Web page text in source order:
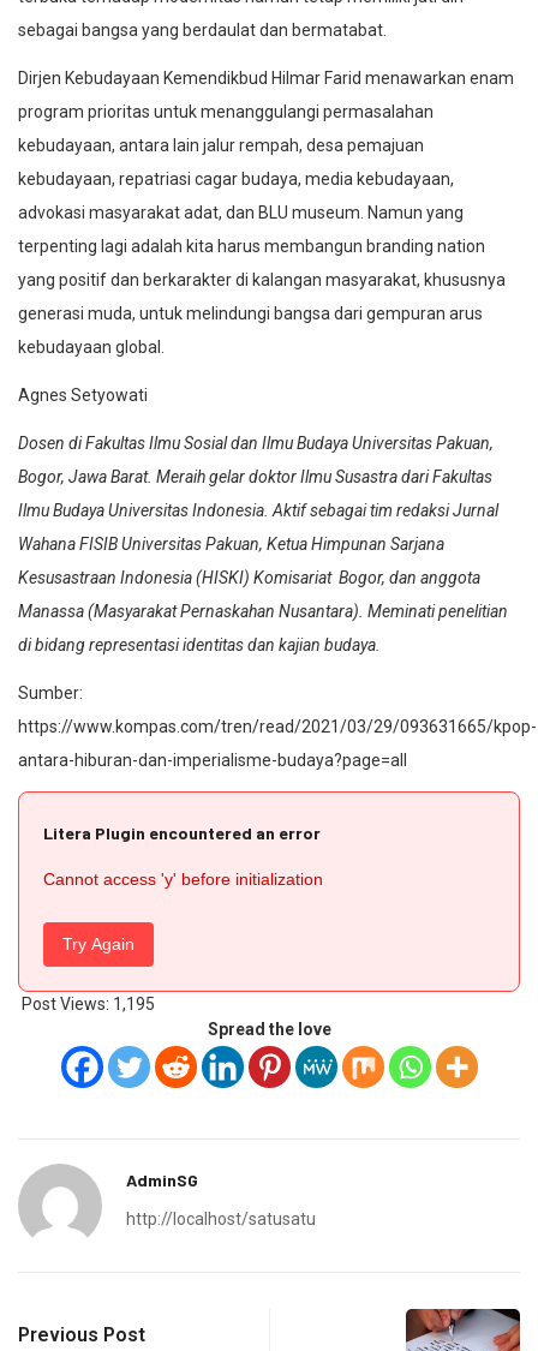
sebagai bangsa yang berdaulat dan bermatabat.
Dirjen Kebudayaan Kemendikbud Hilmar Farid menawarkan enam
program prioritas untuk menanggulangi permasalahan
kebudayaan, antara lain jalur rempah, desa pemajuan
kebudayaan, repatriasi cagar budaya, media kebudayaan,
advokasi masyarakat adat, dan BLU museum. Namun yang
terpenting lagi adalah kita harus membangun branding nation
yang positif dan berkarakter di kalangan masyarakat, khususnya
generasi muda, untuk melindungi bangsa dari gempuran arus
kebudayaan global.
Agnes Setyowati
Dosen di Fakultas Ilmu Sosial dan Ilmu Budaya Universitas Pakuan,
Bogor, Jawa Barat. Meraih gelar doktor Ilmu Susastra dari Fakultas
Ilmu Budaya Universitas Indonesia. Aktif sebagai tim redaksi Jurnal
Wahana FISIB Universitas Pakuan, Ketua Himpunan Sarjana
Kesusastraan Indonesia (HISKI) Komisariat Bogor, dan anggota
Manassa (Masyarakat Pernaskahan Nusantara). Meminati penelitian
di bidang representasi identitas dan kajian budaya.
Sumber:
https://www.kompas.com/tren/read/2021/03/29/093631665/kpop-
antara-hiburan-dan-imperialisme-budaya?page=all
Litera Plugin encountered an error
Cannot access 'y' before initialization
Try Again
Post Views: 1,195
Spread the love
AdminSG
http://localhost/satusatu
Previous Post